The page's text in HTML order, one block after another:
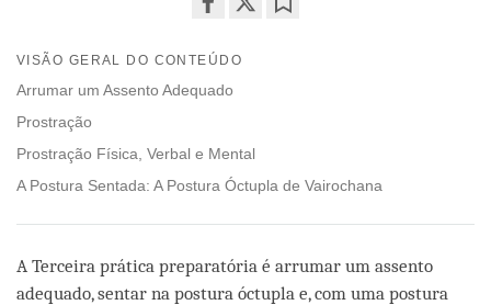
on
facebook
VISÃO GERAL DO CONTEÚDO
Arrumar um Assento Adequado
Prostração
Prostração Física, Verbal e Mental
A Postura Sentada: A Postura Óctupla de Vairochana
A Terceira prática preparatória é arrumar um assento
adequado, sentar na postura óctupla e, com uma postura